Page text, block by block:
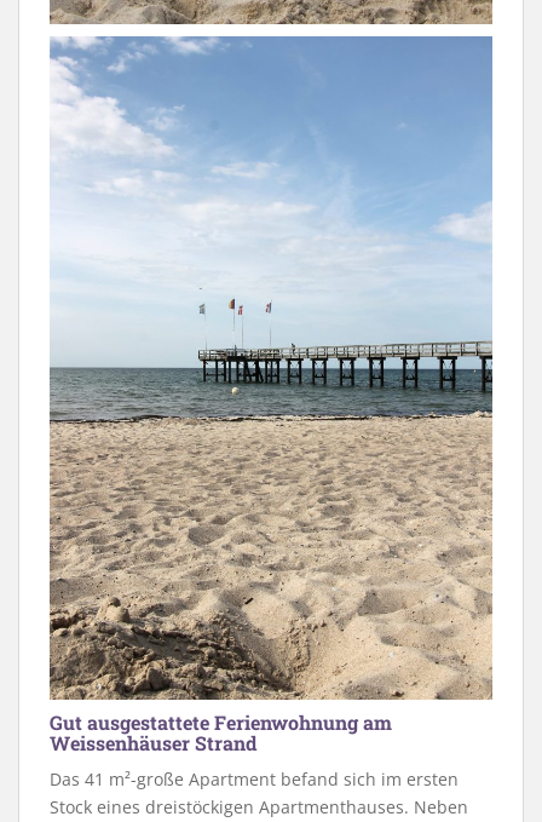
Gut ausgestattete Ferienwohnung am
Weissenhäuser Strand
Das 41 m²-große Apartment befand sich im ersten
Stock eines dreistöckigen Apartmenthauses. Neben